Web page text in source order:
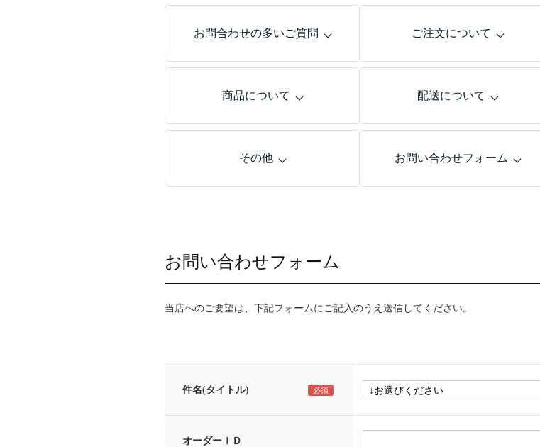
お問合わせの多いご質問 ご注文について
商品について 配送について
その他 お問い合わせフォーム
お問い合わせフォーム
当店へのご要望は、下記フォームにご記入のうえ送信してください。
件名(タイトル)
オーダーＩＤ